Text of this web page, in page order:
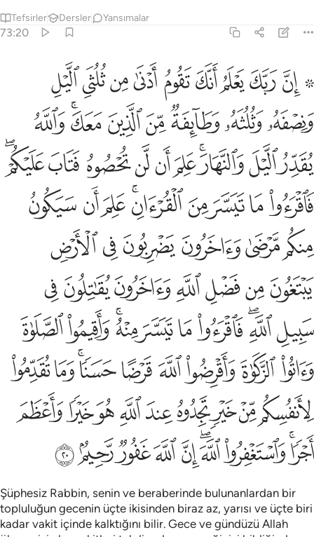
Tefsirler Dersler Yansımalar
73:20
۞ ان ربك يعلم انك تقوم ادنى من ثلثي الليل ونصفه وثلثه وطايفة من
۞ إِنَّ رَبَّكَ يَعْلَمُ أَنَّكَ تَقُومُ أَدْنَىٰ مِن ثُلُثَىِ ٱلَّيْلِ وَنِصْفَهُۥ وَثُلُثَهُۥ
ﱁ ﱂﱃﱄﱅﱆﱇﱈﱉﱊ
ﱋﱌﱍﱎﱏﱐﱑﱒ
ﱓﱔﱕﱖﱗﱘﱙﱚﱛﱜﱝ
ﱞﱟﱠﱡﱢﱣﱤﱥﱦ
ﱧﱨﱩﱪﱫﱬ
ﱭﱮﱯﱰﱱﱲﱳ
ﱴﱵﱶﱷﱸﱹﱺﱻﱼﱽ
ﱾﱿﲀﲁﲂﲃﲄﲅﲆ
ﲇﲈﲉﲊﲋﲌﲍﲎﲏ
ﲐﲑﲒﲓﲔﲕﲖﲗﲘﲙ
Şüphesiz Rabbin, senin ve beraberinde bulunanlardan bir
topluluğun gecenin üçte ikisinden biraz az, yarısı ve üçte biri
kadar vakit içinde kalktığını bilir. Gece ve gündüzü Allah